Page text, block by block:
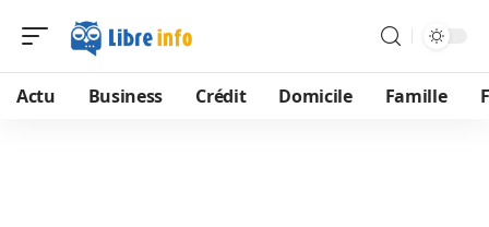
Actu Business Crédit Domicile Famille